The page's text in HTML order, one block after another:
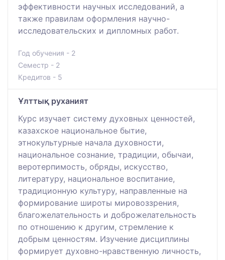
эффективности научных исследований, а
также правилам оформления научно-
исследовательских и дипломных работ.
Год обучения - 2
Семестр - 2
Кредитов - 5
Ұлттық руханият
Курс изучает систему духовных ценностей,
казахское национальное бытие,
этнокультурные начала духовности,
национальное сознание, традиции, обычаи,
веротерпимость, обряды, искусство,
литературу, национальное воспитание,
традиционную культуру, направленные на
формирование широты мировоззрения,
благожелательность и доброжелательность
по отношению к другим, стремление к
добрым ценностям. Изучение дисциплины
формирует духовно-нравственную личность,